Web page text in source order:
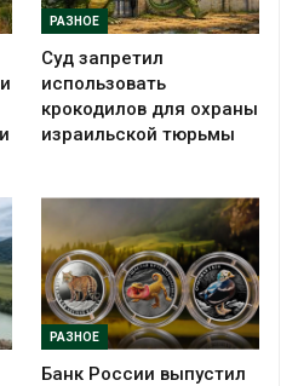
РАЗНОЕ
Суд запретил
использовать
крокодилов для охраны
израильской тюрьмы
РАЗНОЕ
Банк России выпустил